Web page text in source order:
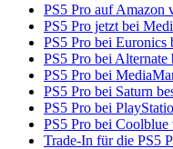
PS5 Pro auf Amazon
PS5 Pro jetzt bei
PS5 Pro bei Euronics
PS5 Pro bei Alternate
PS5 Pro bei
PS5 Pro bei Saturn
PS5 Pro bei
PS5 Pro bei Coolblue
Trade-In für die PS5